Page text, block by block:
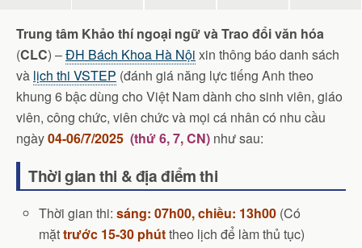
Trung tâm Khảo thí ngoại ngữ và Trao đổi văn hóa
(CLC) –ĐH Bách Khoa Hà Nội xin thông báo danh sách
và lịch thi VSTEP (đánh giá năng lực tiếng Anh theo
khung 6 bậc dùng cho Việt Nam dành cho sinh viên, giáo
viên, công chức, viên chức và mọi cá nhân có nhu cầu
ngày04-06/7/2025 (thứ 6, 7, CN) như sau:
Thời gian thi & địa điểm thi
Thời gian thi:sáng: 07h00, chiều: 13h00 (Có
mặttrước 15-30 phúttheo lịch để làm thủ tục)